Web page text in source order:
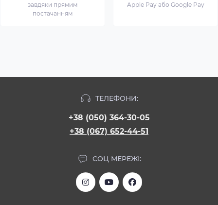
завдяки прямим
постачанням
Apple Pay або Google Pay
ТЕЛЕФОНИ:
+38 (050) 364-30-05
+38 (067) 652-44-51
СОЦ МЕРЕЖІ: